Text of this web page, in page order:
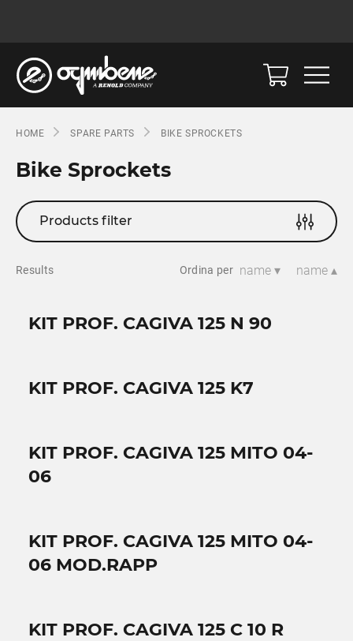
HOME SPARE PARTS BIKE SPROCKETS
Bike Sprockets
Products filter
Results Ordina per name ▾ name ▴
KIT PROF. CAGIVA 125 N 90
KIT PROF. CAGIVA 125 K7
KIT PROF. CAGIVA 125 MITO 04-
06
KIT PROF. CAGIVA 125 MITO 04-
06 MOD.RAPP
KIT PROF. CAGIVA 125 C 10 R